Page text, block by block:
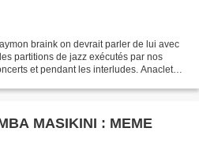
braink on devrait parler de lui avec
partitions de jazz exécutés par nos
et pendant les interludes. Anaclet
MASIKINI : MEME